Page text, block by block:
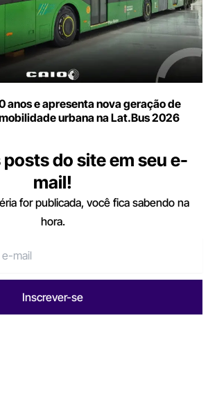
anos e apresenta nova geração de
urbana na Lat.Bus 2026
posts do site em seu e-
mail!
for publicada, você fica sabendo na
hora.
Inscrever-se